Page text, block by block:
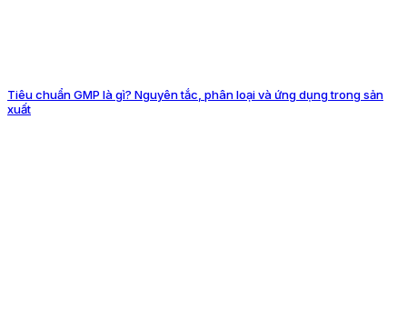
Tiêu chuẩn GMP là gì? Nguyên tắc, phân loại và ứng dụng trong sản
xuất